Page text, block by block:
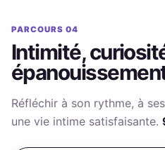
PARCOURS 04
Intimité,
Réfléchir à son rythme, à
une vie intime satisfaisante.